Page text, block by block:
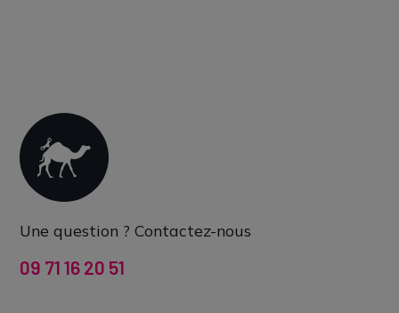
Une question ? Contactez-nous
09 71 16 20 51